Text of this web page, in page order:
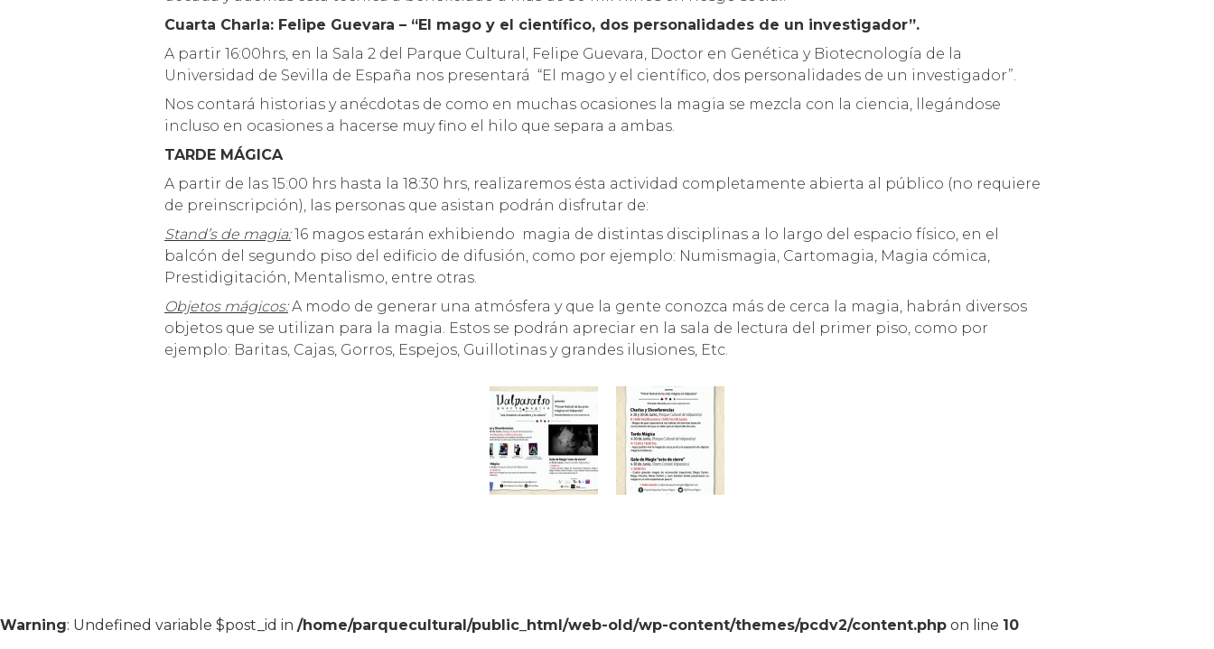
Cuarta Charla: Felipe Guevara – “El mago y el científico, dos personalidades de un investigador”.
A partir 16:00hrs, en la Sala 2 del Parque Cultural, Felipe Guevara, Doctor en Genética y Biotecnología de la
Universidad de Sevilla de España nos presentará “El mago y el científico, dos personalidades de un investigador”.
Nos contará historias y anécdotas de como en muchas ocasiones la magia se mezcla con la ciencia, llegándose
incluso en ocasiones a hacerse muy fino el hilo que separa a ambas.
TARDE MÁGICA
A partir de las 15:00 hrs hasta la 18:30 hrs, realizaremos ésta actividad completamente abierta al público (no requiere
de preinscripción), las personas que asistan podrán disfrutar de:
Stand’s de magia:16 magos estarán exhibiendo magia de distintas disciplinas a lo largo del espacio físico, en el
balcón del segundo piso del edificio de difusión, como por ejemplo: Numismagia, Cartomagia, Magia cómica,
Prestidigitación, Mentalismo, entre otras.
Objetos mágicos:A modo de generar una atmósfera y que la gente conozca más de cerca la magia, habrán diversos
objetos que se utilizan para la magia. Estos se podrán apreciar en la sala de lectura del primer piso, como por
ejemplo: Baritas, Cajas, Gorros, Espejos, Guillotinas y grandes ilusiones, Etc.
Warning: Undefined variable $post_id in /home/parquecultural/public_html/web-old/wp-content/themes/pcdv2/content.php on line 10